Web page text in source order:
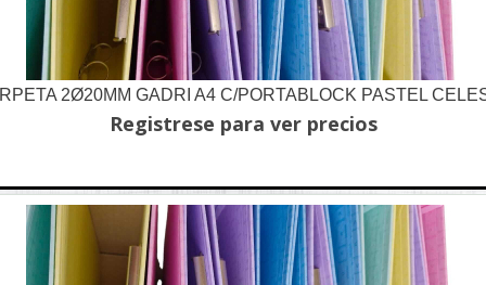
2Ø20MM GADRI A4 C/PORTABLOCK PASTEL
Registrese para ver precios